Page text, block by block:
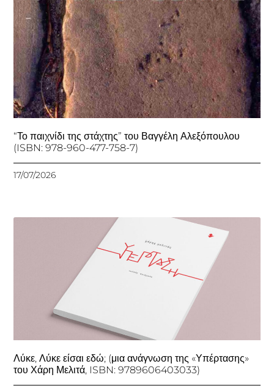
“Το παιχνίδι της στάχτης” του Βαγγέλη Αλεξόπουλου
(ISBN: 978-960-477-758-7)
17/07/2026
Λύκε, Λύκε είσαι εδώ; (μια ανάγνωση της «Υπέρτασης»
του Χάρη Μελιτά, ISBN: 9789606403033)